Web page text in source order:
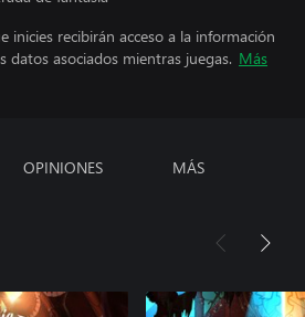
inicies recibirán acceso a la información
datos asociados mientras juegas. Más
OPINIONES MÁS